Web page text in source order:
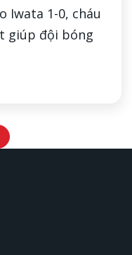
Iwata 1-0, cháu
giúp đội bóng